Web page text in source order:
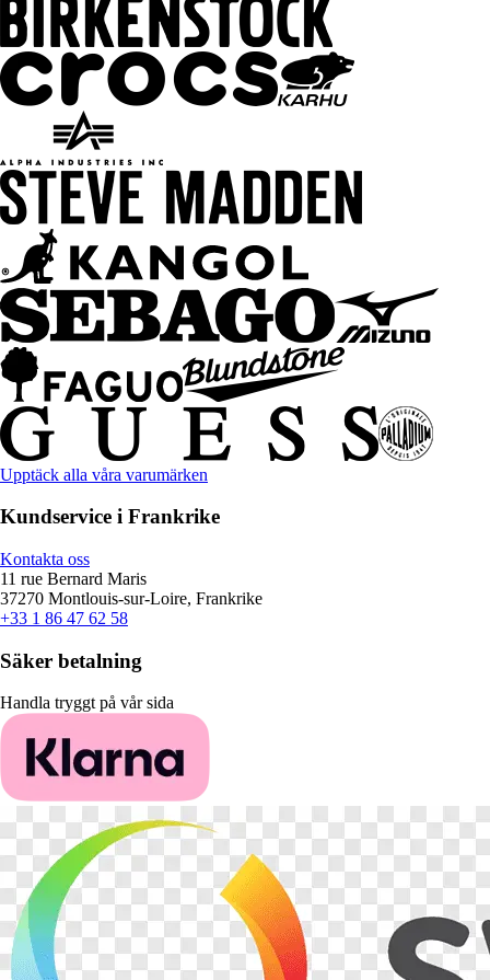
Upptäck alla våra varumärken
Kundservice i Frankrike
Kontakta oss
11 rue Bernard Maris
37270 Montlouis-sur-Loire, Frankrike
+33 1 86 47 62 58
Säker betalning
Handla tryggt på vår sida